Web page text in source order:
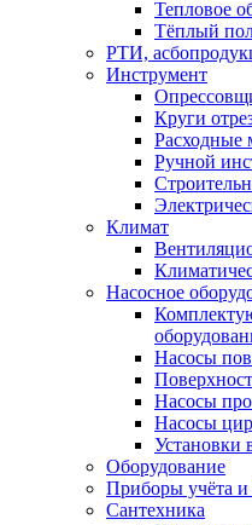
Тепловое
Тёплый
РТИ,
Инструмент
Круги
Расходные
Ручной
Климат
Насосное
Насосы
Насосы
Насосы
Установки
Оборудование
Приборы учёта
Сантехника